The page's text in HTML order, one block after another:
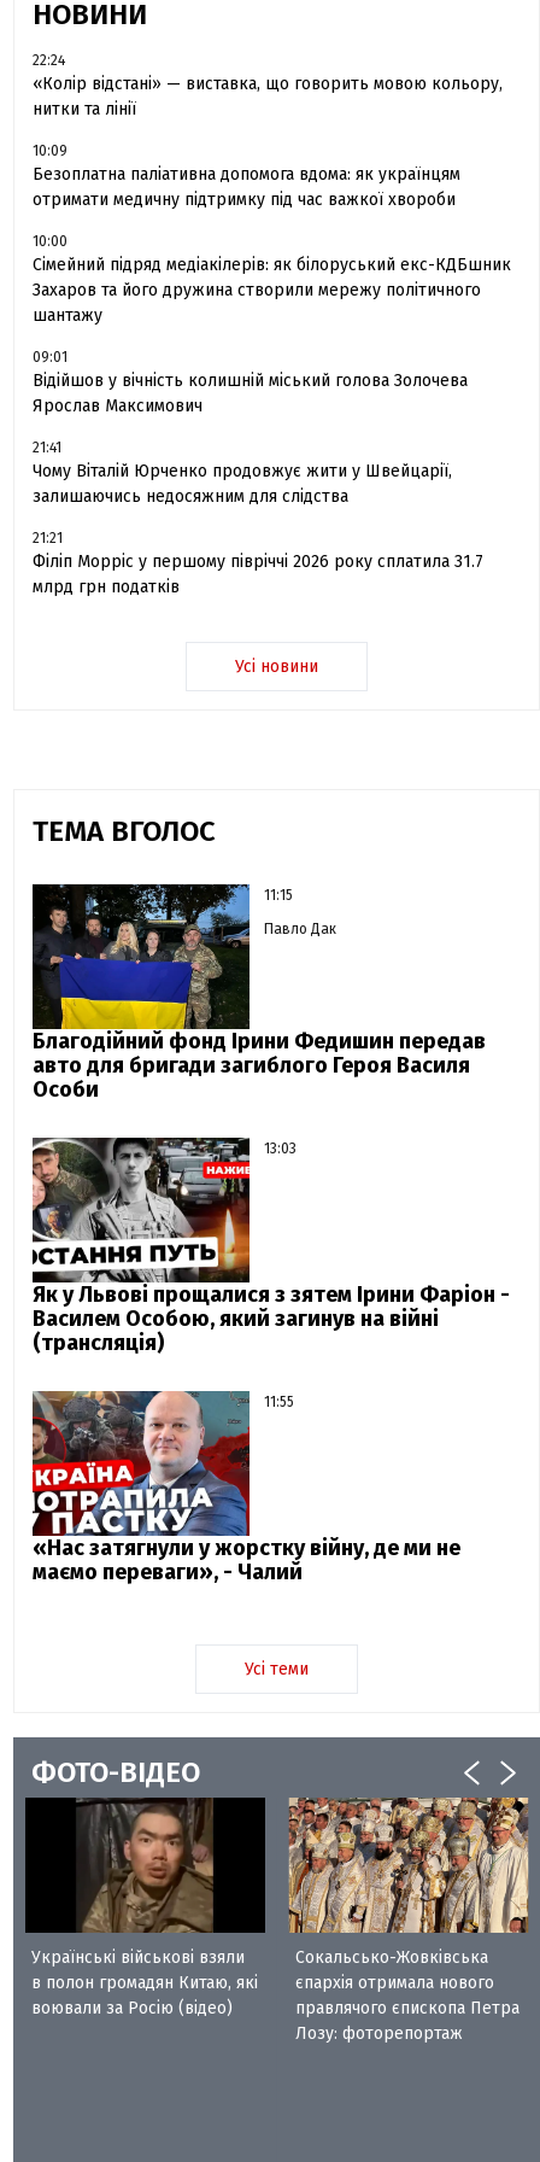
НОВИНИ
22:24
«Колір відстані» — виставка, що говорить мовою кольору,
нитки та лінії
10:09
Безоплатна паліативна допомога вдома: як українцям
отримати медичну підтримку під час важкої хвороби
10:00
Сімейний підряд медіакілерів: як білоруський екс-КДБшник
Захаров та його дружина створили мережу політичного
шантажу
09:01
Відійшов у вічність колишній міський голова Золочева
Ярослав Максимович
21:41
Чому Віталій Юрченко продовжує жити у Швейцарії,
залишаючись недосяжним для слідства
21:21
Філіп Морріс у першому півріччі 2026 року сплатила 31.7
млрд грн податків
Усі новини
ТЕМА ВГОЛОС
11:15
Павло Дак
Благодійний фонд Ірини Федишин передав
авто для бригади загиблого Героя Василя
Особи
13:03
Як у Львові прощалися з зятем Ірини Фаріон -
Василем Особою, який загинув на війні
(трансляція)
11:55
«Нас затягнули у жорстку війну, де ми не
маємо переваги», - Чалий
Усі теми
ФОТО-ВІДЕО
Українські військові взяли
в полон громадян Китаю, які
воювали за Росію (відео)
Сокальсько-Жовківська
єпархія отримала нового
правлячого єпископа Петра
Лозу: фоторепортаж